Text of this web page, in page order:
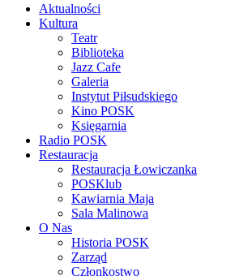
Aktualności
Kultura
Teatr
Biblioteka
Jazz Cafe
Galeria
Instytut Piłsudskiego
Kino POSK
Księgarnia
Radio POSK
Restauracja
Restauracja Łowiczanka
POSKlub
Kawiarnia Maja
Sala Malinowa
O Nas
Historia POSK
Zarząd
Członkostwo